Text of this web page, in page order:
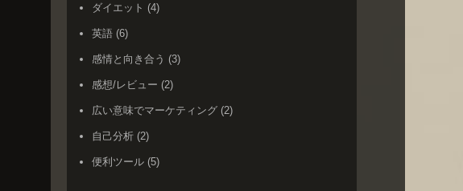
ダイエット (4)
英語 (6)
感情と向き合う (3)
感想/レビュー (2)
広い意味でマーケティング (2)
自己分析 (2)
便利ツール (5)